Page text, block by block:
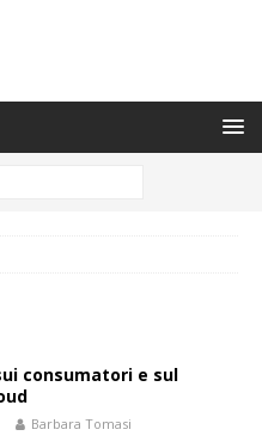
consumatori e sul
Barbara Tomasi